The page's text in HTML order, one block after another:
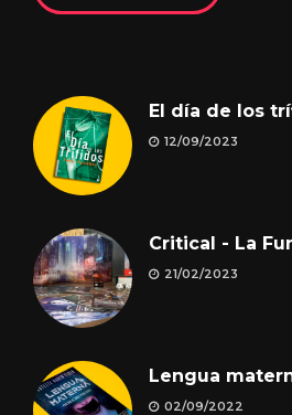
El día de los
12/09/2023
Critical - La
21/02/2023
Lengua
02/09/2022